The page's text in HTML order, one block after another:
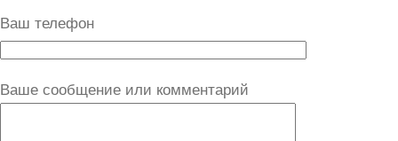
Ваш телефон
Ваше сообщение или комментарий